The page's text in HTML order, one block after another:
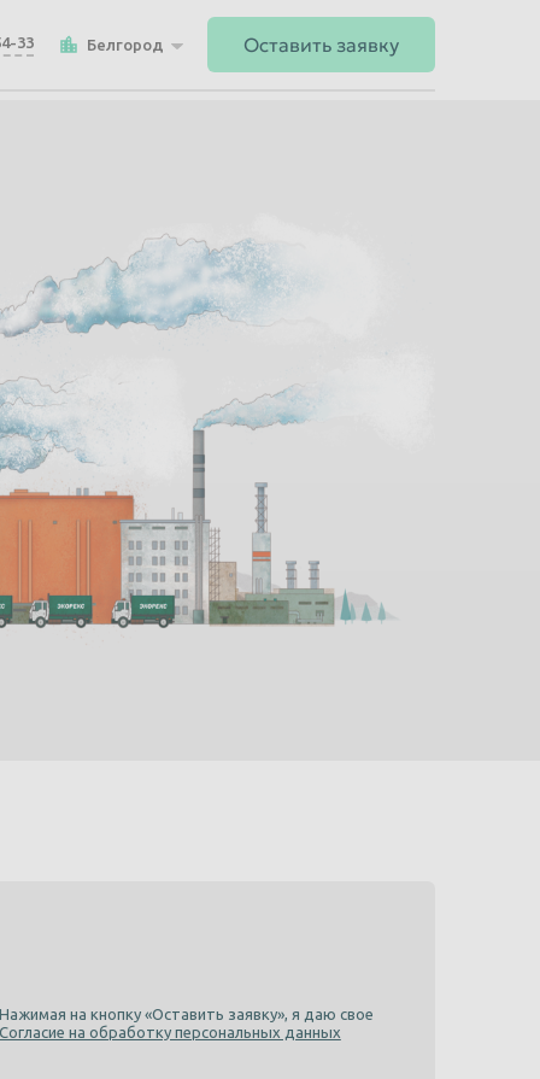
33 Белгород Оставить заявку
Нажимая на кнопку «Оставить заявку», я даю свое
Согласие на обработку персональных данных